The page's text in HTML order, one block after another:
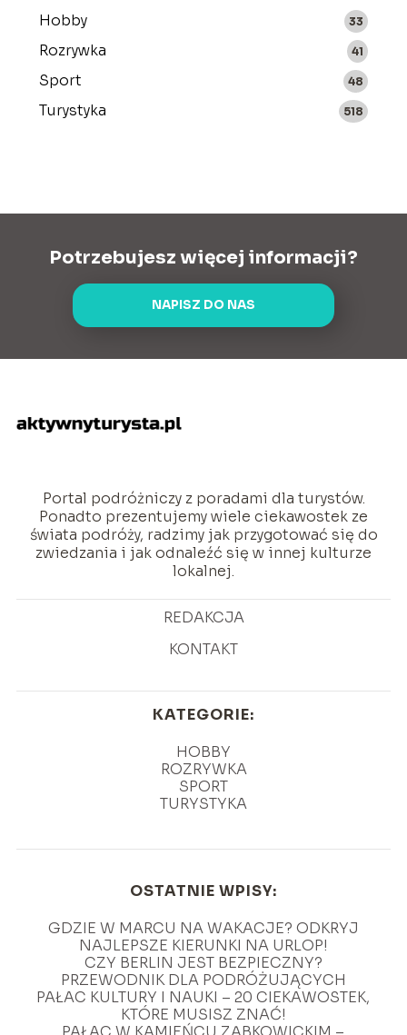
Hobby 33
Rozrywka 41
Sport 48
Turystyka 518
Potrzebujesz więcej informacji?
NAPISZ DO NAS
Portal podróżniczy z poradami dla turystów.
Ponadto prezentujemy wiele ciekawostek ze
świata podróży, radzimy jak przygotować się do
zwiedzania i jak odnaleźć się w innej kulturze
lokalnej.
REDAKCJA
KONTAKT
KATEGORIE:
HOBBY
ROZRYWKA
SPORT
TURYSTYKA
OSTATNIE WPISY:
GDZIE W MARCU NA WAKACJE? ODKRYJ
NAJLEPSZE KIERUNKI NA URLOP!
CZY BERLIN JEST BEZPIECZNY?
PRZEWODNIK DLA PODRÓŻUJĄCYCH
PAŁAC KULTURY I NAUKI – 20 CIEKAWOSTEK,
KTÓRE MUSISZ ZNAĆ!